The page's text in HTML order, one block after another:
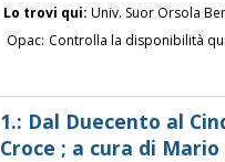
Lo trovi qui: Univ. Suor Orsola
Opac: Controlla la disponibilità
1.: Dal Duecento al
Croce ; a cura di Mario